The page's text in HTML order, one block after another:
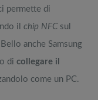
permette di
il chip NFC sul
anche Samsung
di collegare il
come un PC.